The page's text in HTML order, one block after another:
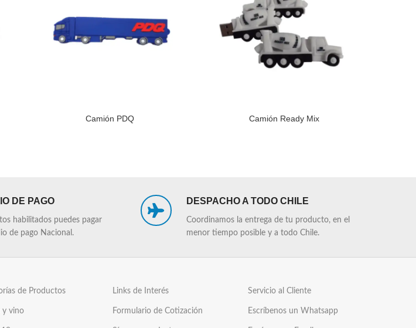
Camión PDQ Camión Ready Mix
DE PAGO
habilitados puedes pagar
de pago Nacional.
DESPACHO A TODO CHILE
Coordinamos la entrega de tu producto, en el
menor tiempo posible y a todo Chile.
de Productos
y vino
Links de Interés
Formulario de Cotización
Servicio al Cliente
Escríbenos un Whatsapp